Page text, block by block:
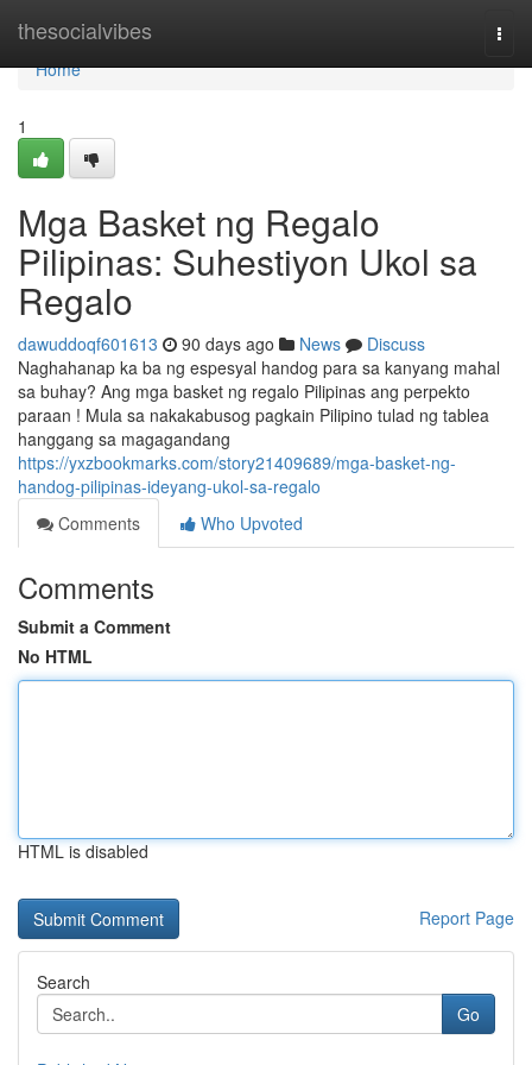
thesocialvibes
Home
Home
1
Mga Basket ng Regalo
Pilipinas: Suhestiyon Ukol sa
Regalo
dawuddoqf601613 90 days ago News
Discuss
Naghahanap ka ba ng espesyal handog para sa kanyang mahal
sa buhay? Ang mga basket ng regalo Pilipinas ang perpekto
paraan ! Mula sa nakakabusog pagkain Pilipino tulad ng tablea
hanggang sa magagandang
https://yxzbookmarks.com/story21409689/mga-basket-ng-
handog-pilipinas-ideyang-ukol-sa-regalo
Comments
Who Upvoted
Comments
Submit a Comment
No HTML
HTML is disabled
Report Page
Search
Go